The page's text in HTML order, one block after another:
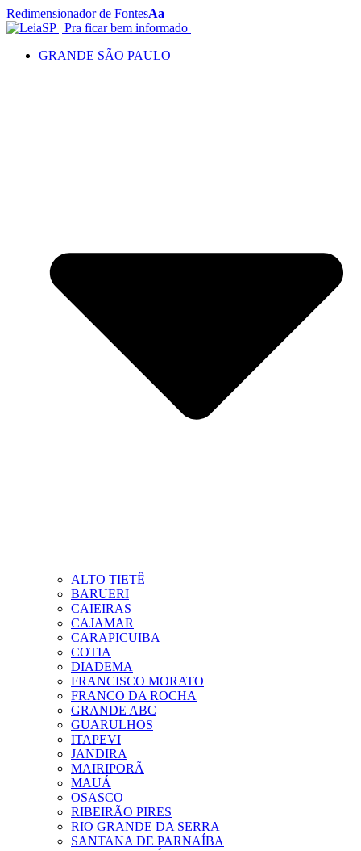
Redimensionador de FontesAa
GRANDE SÃO PAULO
ALTO TIETÊ
BARUERI
CAIEIRAS
CAJAMAR
CARAPICUIBA
COTIA
DIADEMA
FRANCISCO MORATO
FRANCO DA ROCHA
GRANDE ABC
GUARULHOS
ITAPEVI
JANDIRA
MAIRIPORÃ
MAUÁ
OSASCO
RIBEIRÃO PIRES
RIO GRANDE DA SERRA
SANTANA DE PARNAÍBA